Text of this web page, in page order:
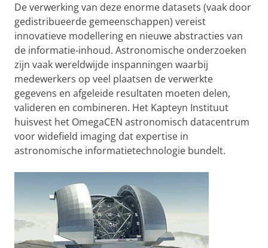
De verwerking van deze enorme datasets (vaak door
gedistribueerde gemeenschappen) vereist
innovatieve modellering en nieuwe abstracties van
de informatie-inhoud. Astronomische onderzoeken
zijn vaak wereldwijde inspanningen waarbij
medewerkers op veel plaatsen de verwerkte
gegevens en afgeleide resultaten moeten delen,
valideren en combineren. Het Kapteyn Instituut
huisvest het OmegaCEN astronomisch datacentrum
voor widefield imaging dat expertise in
astronomische informatietechnologie bundelt.